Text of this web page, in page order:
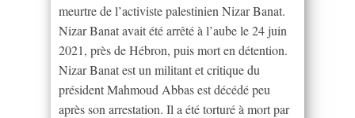
meurtre de l’activiste palestinien Nizar Banat.
Nizar Banat avait été arrêté à l’aube le 24 juin
2021, près de Hébron, puis mort en détention.
Nizar Banat est un militant et critique du
président Mahmoud Abbas est décédé peu
après son arrestation. Il a été torturé à mort par